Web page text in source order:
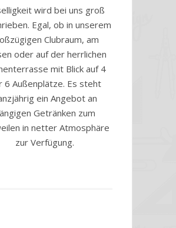
wird bei uns groß
Egal, ob in unserem
Clubraum, am
oder auf der herrlichen
mit Blick auf 4
6 Außenplätze. Es steht
ein Angebot an
Getränken zum
in netter Atmosphäre
zur Verfügung.